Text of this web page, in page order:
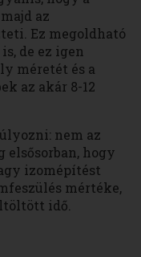
az
Ez megoldható
de ez igen
méretét és a
az akár 8-12
nem az
elsősorban, hogy
izomépítést
mértéke,
idő.